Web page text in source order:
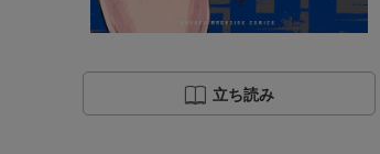
立ち読み